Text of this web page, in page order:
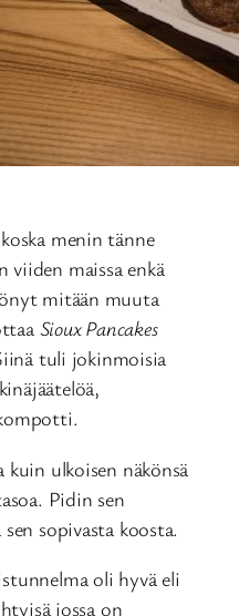
menin tänne
viiden maissa enkä
mitään muuta
Sioux Pancakes
tuli jokinmoisia
kuin ulkoisen näkönsä
Pidin sen
sopivasta koosta.
oli hyvä eli
jossa on